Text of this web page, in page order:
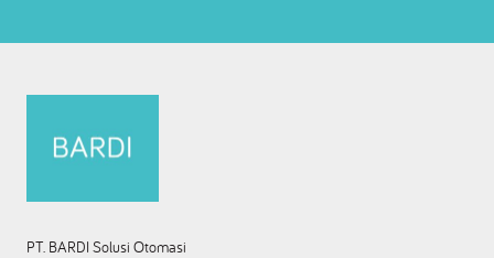
PT. BARDI Solusi Otomasi